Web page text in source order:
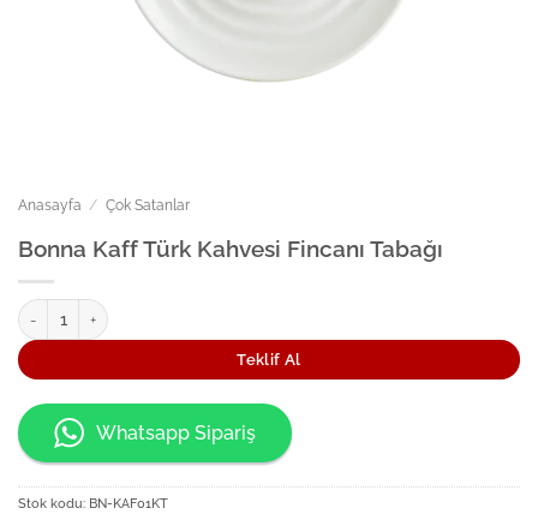
Anasayfa / Çok Satanlar
Bonna Kaff Türk Kahvesi Fincanı Tabağı
Bonna Kaff Türk Kahvesi Fincanı Tabağı adet
Teklif Al
Whatsapp Sipariş
Stok kodu: BN-KAF01KT